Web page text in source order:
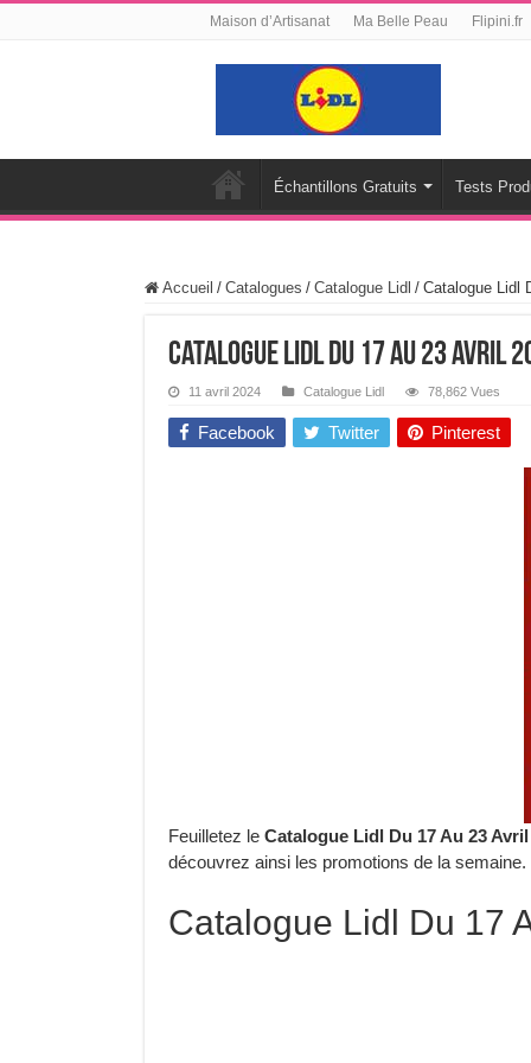
Maison d’Artisanat Ma Belle Peau Flipini.fr
Échantillons Gratuits Tests
Accueil / Catalogues / Catalogue Lidl / Catalogue Lidl
Catalogue Lidl Du 17 Au 23 Avril
11 avril 2024 Catalogue Lidl 78,862 Vues
Facebook Twitter Pinterest
Feuilletez le Catalogue Lidl Du 17 Au 23 Avril
découvrez ainsi les promotions de la semaine.
Catalogue Lidl Du 17